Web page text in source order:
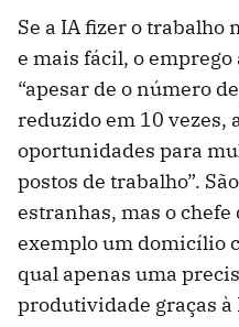
Se a IA fizer o trabalho
e mais fácil, o
“apesar de o número
reduzido em 10 vezes,
oportunidades para
postos de trabalho”.
estranhas, mas o chefe
exemplo um domicílio
qual apenas uma
produtividade graças à